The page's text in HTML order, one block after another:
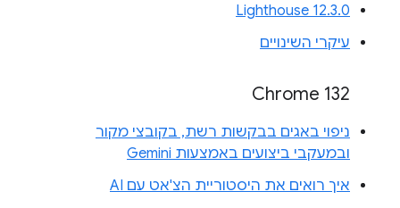
Lighthouse 12.3.0
עיקרי השינויים
Chrome 132
ניפוי באגים בבקשות רשת, בקובצי מקור
ובמעקבי ביצועים באמצעות Gemini
איך רואים את היסטוריית הצ'אט עם AI